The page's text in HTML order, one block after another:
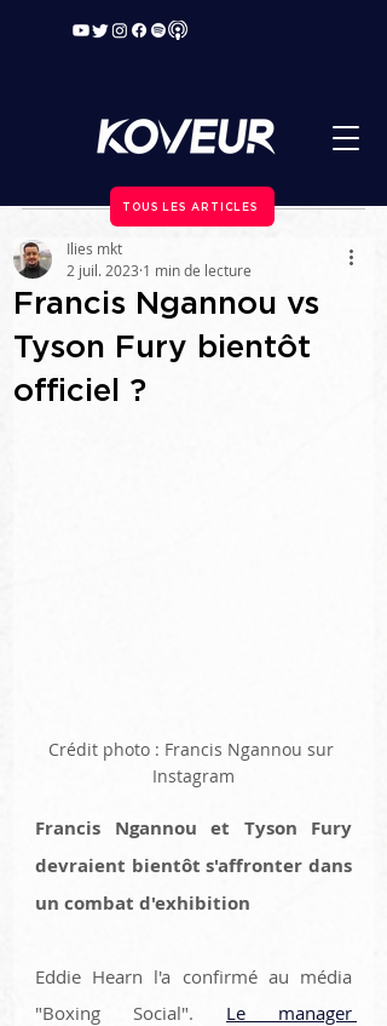
TOUS LES ARTICLES
Francis Ngannou vs
Tyson Fury bientôt
officiel ?
Ilies mkt
2 juil. 2023 1 min de lecture
Crédit photo : Francis Ngannou sur
Instagram
Francis Ngannou et Tyson Fury
devraient bientôt s'affronter dans
un combat d'exhibition
Eddie Hearn l'a confirmé au média
"Boxing Social". Le manager